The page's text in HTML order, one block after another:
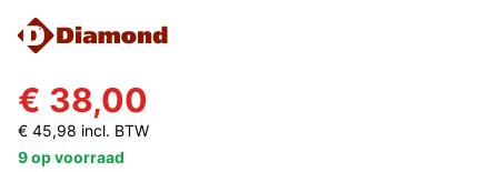
€ 38,00
€ 45,98 incl. BTW
9 op voorraad